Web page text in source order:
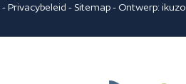
-Privacybeleid - Sitemap- Ontwerp:ikuzo